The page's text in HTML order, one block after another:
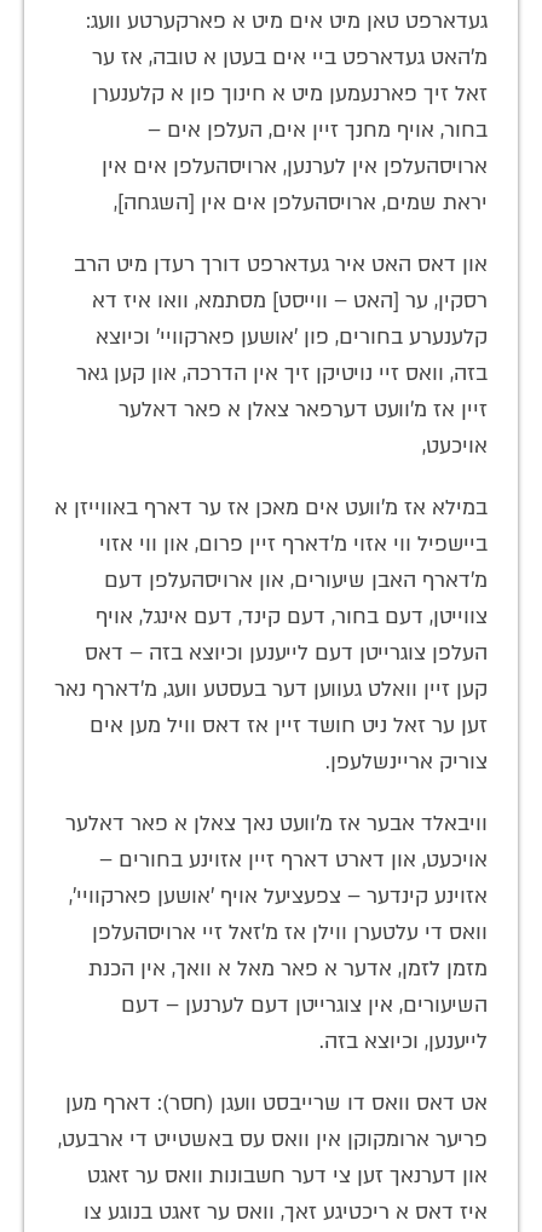
געדארפט טאן מיט אים מיט א פארקערטע וועג:
מ'האט געדארפט ביי אים בעטן א טובה, אז ער
זאל זיך פארנעמען מיט א חינוך פון א קלענערן
בחור, אויף מחנך זיין אים, העלפן אים –
ארויסהעלפן אין לערנען, ארויסהעלפן אים אין
יראת שמים, ארויסהעלפן אים אין [השגחה],
און דאס האט איר געדארפט דורך רעדן מיט הרב
רסקין, ער [האט – ווייסט] מסתמא, וואו איז דא
קלענערע בחורים, פון 'אושען פארקוויי' וכיוצא
בזה, וואס זיי נויטיקן זיך אין הדרכה, און קען גאר
זיין אז מ'וועט דערפאר צאלן א פאר דאלער
אויכעט,
במילא אז מ'וועט אים מאכן אז ער דארף באווייזן א
ביישפיל ווי אזוי מ'דארף זיין פרום, און ווי אזוי
מ'דארף האבן שיעורים, און ארויסהעלפן דעם
צווייטן, דעם בחור, דעם קינד, דעם אינגל, אויף
העלפן צוגרייטן דעם לייענען וכיוצא בזה – דאס
קען זיין וואלט געווען דער בעסטע וועג, מ'דארף נאר
זען ער זאל ניט חושד זיין אז דאס וויל מען אים
צוריק אריינשלעפן.
וויבאלד אבער אז מ'וועט נאך צאלן א פאר דאלער
אויכעט, און דארט דארף זיין אזוינע בחורים –
אזוינע קינדער – צפעציעל אויף 'אושען פארקוויי',
וואס די עלטערן ווילן אז מ'זאל זיי ארויסהעלפן
מזמן לזמן, אדער א פאר מאל א וואך, אין הכנת
השיעורים, אין צוגרייטן דעם לערנען – דעם
לייענען, וכיוצא בזה.
אט דאס וואס דו שרייבסט וועגן (חסר): דארף מען
פריער ארומקוקן אין וואס עס באשטייט די ארבעט,
און דערנאך זען צי דער חשבונות וואס ער זאגט
איז דאס א ריכטיגע זאך, וואס ער זאגט בנוגע צו